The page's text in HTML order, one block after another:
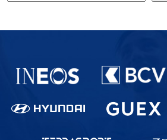
Partenaires du lausanne-Sport